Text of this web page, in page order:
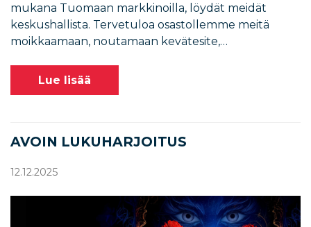
mukana Tuomaan markkinoilla, löydät meidät
keskushallista. Tervetuloa osastollemme meitä
moikkaamaan, noutamaan kevätesite,…
Lue lisää
AVOIN LUKUHARJOITUS
12.12.2025